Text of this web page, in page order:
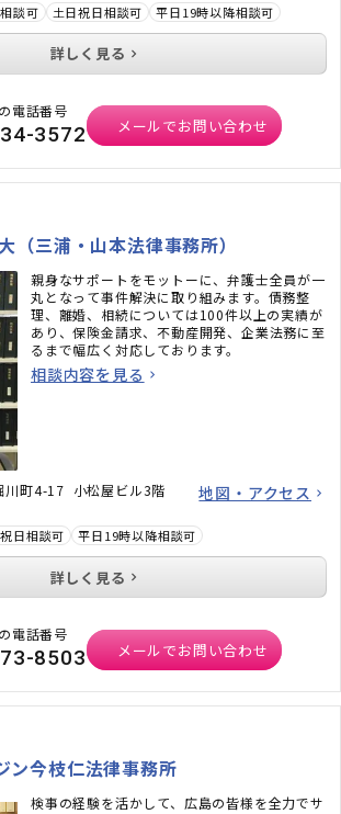
談可 土日祝日相談可 平日19時以降相談可
詳しく見る
電話番号
3572 メールでお問い合わせ
三浦・山本法律事務所）
親身なサポートをモットーに、弁護士全員が一
丸となって事件解決に取り組みます。債務整
理、離婚、相続については100件以上の実績が
あり、保険金請求、不動産開発、企業法務に至
るまで幅広く対応しております。
相談内容を見る
川町4-17 小松屋ビル3階 地図・アクセス
日相談可 平日19時以降相談可
詳しく見る
電話番号
8503 メールでお問い合わせ
ン今枝仁法律事務所
検事の経験を活かして、広島の皆様を全力でサ